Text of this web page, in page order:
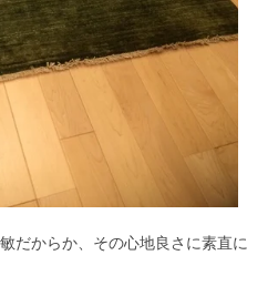
だからか、その心地良さに素直に